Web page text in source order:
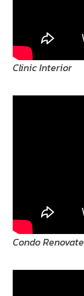
Clinic Interior
Condo Renovate